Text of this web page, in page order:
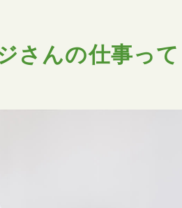
さんの仕事って